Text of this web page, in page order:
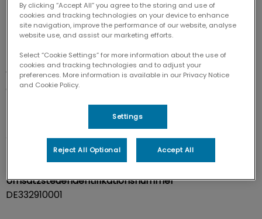
Kontaktdaten
Telefon: 08041 7994690
mail@tierarztpraxis-toelz.de
Vertretungsberechtigte
Christine Storm, Heiner Langbehn
Handelsregister und Registernummer
Amtsgericht München
Handelsregister-Nummer HRB 254053
Umsatzsteueridentifikationsnummer
DE332910001
By clicking “Accept All” you agree to the storing and use of
cookies and tracking technologies on your device to enhance
site navigation, improve the performance of our website, analyse
website use, and assist our marketing efforts.
Select “Cookie Settings” for more information about the use of
cookies and tracking technologies and to adjust your
preferences. More information is available in our Privacy Notice
and Cookie Policy.
Settings
Reject All Optional Accept All